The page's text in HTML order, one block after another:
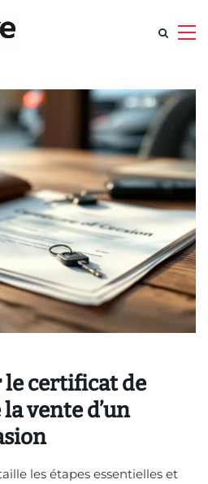
le certificat de
vente d’un
les étapes essentielles et